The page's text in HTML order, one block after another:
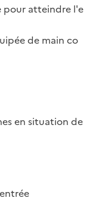
pour atteindre l'e
de main co
en situation de